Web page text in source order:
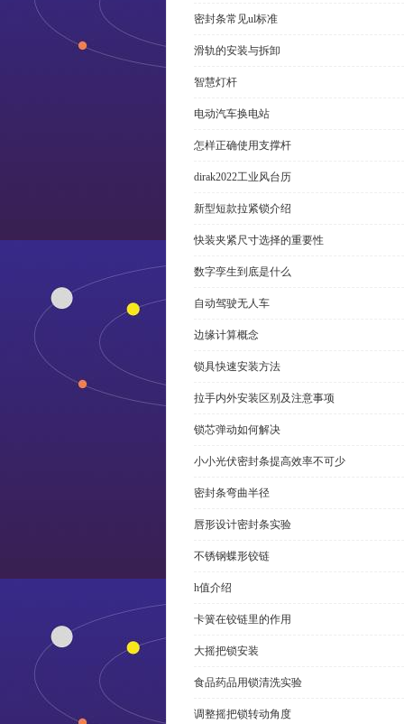
密封条常见ul标准
滑轨的安装与拆卸
智慧灯杆
电动汽车换电站
怎样正确使用支撑杆
dirak2022工业风台历
新型短款拉紧锁介绍
快装夹紧尺寸选择的重要性
数字孪生到底是什么
自动驾驶无人车
边缘计算概念
锁具快速安装方法
拉手内外安装区别及注意事项
锁芯弹动如何解决
小小光伏密封条提高效率不可少
密封条弯曲半径
唇形设计密封条实验
不锈钢蝶形铰链
h值介绍
卡簧在铰链里的作用
大摇把锁安装
食品药品用锁清洗实验
调整摇把锁转动角度